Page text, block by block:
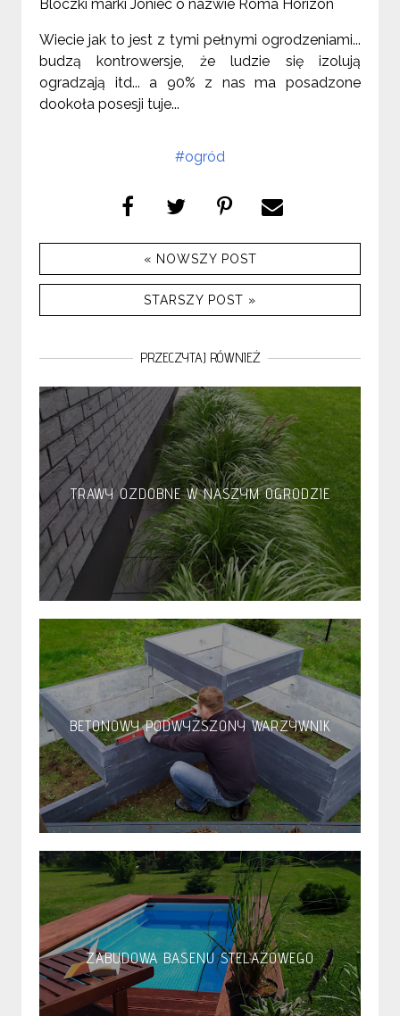
Bloczki marki Joniec o nazwie Roma Horizon
Wiecie jak to jest z tymi pełnymi ogrodzeniami...
budzą kontrowersje, że ludzie się izolują
ogradzają itd... a 90% z nas ma posadzone
dookoła posesji tuje...
#ogród
« NOWSZY POST
STARSZY POST »
PRZECZYTAJ RÓWNIEŻ
TRAWY OZDOBNE W NASZYM OGRODZIE
BETONOWY PODWYŻSZONY WARZYWNIK
ZABUDOWA BASENU STELAŻOWEGO